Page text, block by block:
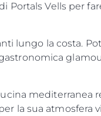
Portals Vells per
lungo la costa.
mediterranea
la sua atmosfera
Aspetti Legali